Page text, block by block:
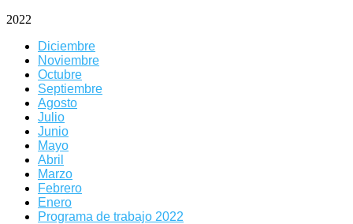
2022
Diciembre
Noviembre
Octubre
Septiembre
Agosto
Julio
Junio
Mayo
Abril
Marzo
Febrero
Enero
Programa de trabajo 2022